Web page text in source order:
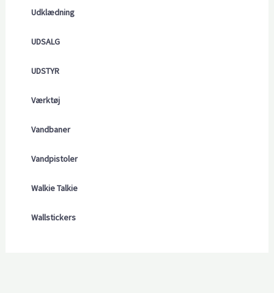
Udklædning
UDSALG
UDSTYR
Værktøj
Vandbaner
Vandpistoler
Walkie Talkie
Wallstickers